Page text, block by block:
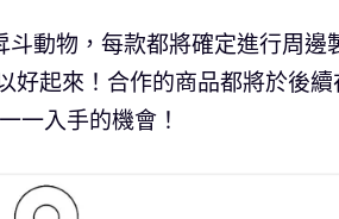
動物，每款都將確定進行周邊
好起來！合作的商品都將於後續
一入手的機會！